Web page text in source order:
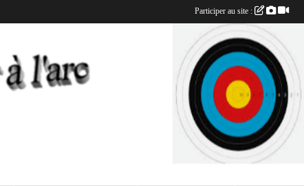
Participer au site :